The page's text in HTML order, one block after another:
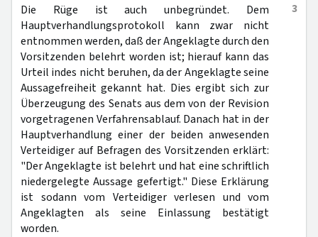
3
Die Rüge ist auch unbegründet. Dem
Hauptverhandlungsprotokoll kann zwar nicht
entnommen werden, daß der Angeklagte durch den
Vorsitzenden belehrt worden ist; hierauf kann das
Urteil indes nicht beruhen, da der Angeklagte seine
Aussagefreiheit gekannt hat. Dies ergibt sich zur
Überzeugung des Senats aus dem von der Revision
vorgetragenen Verfahrensablauf. Danach hat in der
Hauptverhandlung einer der beiden anwesenden
Verteidiger auf Befragen des Vorsitzenden erklärt:
"Der Angeklagte ist belehrt und hat eine schriftlich
niedergelegte Aussage gefertigt." Diese Erklärung
ist sodann vom Verteidiger verlesen und vom
Angeklagten als seine Einlassung bestätigt
worden.